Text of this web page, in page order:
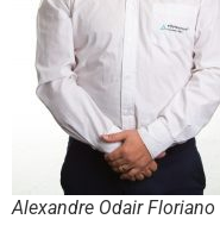
Alexandre Odair Floriano